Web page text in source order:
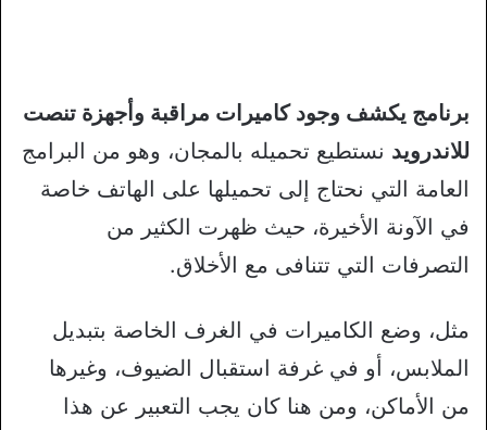
برنامج يكشف وجود كاميرات مراقبة وأجهزة تنصت
للاندرويد نستطيع تحميله بالمجان، وهو من البرامج
العامة التي نحتاج إلى تحميلها على الهاتف خاصة
في الآونة الأخيرة، حيث ظهرت الكثير من
التصرفات التي تتنافى مع الأخلاق.
مثل، وضع الكاميرات في الغرف الخاصة بتبديل
الملابس، أو في غرفة استقبال الضيوف، وغيرها
من الأماكن، ومن هنا كان يجب التعبير عن هذا